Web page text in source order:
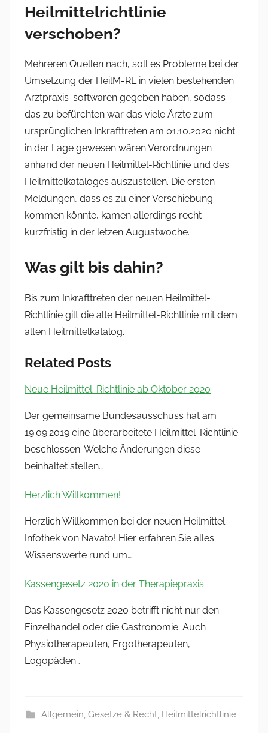
Heilmittelrichtlinie
verschoben?
Mehreren Quellen nach, soll es Probleme bei der
Umsetzung der HeilM-RL in vielen bestehenden
Arztpraxis-softwaren gegeben haben, sodass
das zu befürchten war das viele Ärzte zum
ursprünglichen Inkrafttreten am 01.10.2020 nicht
in der Lage gewesen wären Verordnungen
anhand der neuen Heilmittel-Richtlinie und des
Heilmittelkataloges auszustellen. Die ersten
Meldungen, dass es zu einer Verschiebung
kommen könnte, kamen allerdings recht
kurzfristig in der letzen Augustwoche.
Was gilt bis dahin?
Bis zum Inkrafttreten der neuen Heilmittel-
Richtlinie gilt die alte Heilmittel-Richtlinie mit dem
alten Heilmittelkatalog.
Related Posts
Neue Heilmittel-Richtlinie ab Oktober 2020
Der gemeinsame Bundesausschuss hat am
19.09.2019 eine überarbeitete Heilmittel-Richtlinie
beschlossen. Welche Änderungen diese
beinhaltet stellen…
Herzlich Willkommen!
Herzlich Willkommen bei der neuen Heilmittel-
Infothek von Navato! Hier erfahren Sie alles
Wissenswerte rund um…
Kassengesetz 2020 in der Therapiepraxis
Das Kassengesetz 2020 betrifft nicht nur den
Einzelhandel oder die Gastronomie. Auch
Physiotherapeuten, Ergotherapeuten,
Logopäden…
Allgemein, Gesetze & Recht, Heilmittelrichtlinie